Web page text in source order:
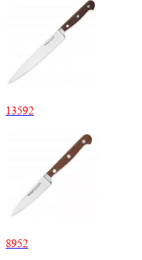
13592
8952